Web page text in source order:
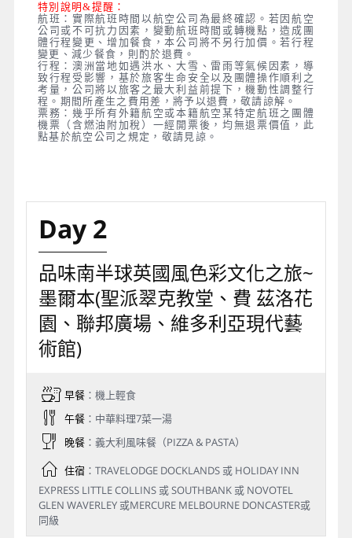
特別說明&提醒：
航班：實際航班時間以航空公司為最終確認。若因航空
公司或不可抗力因素，變動航班時間或轉機點，造成團
體行程變更、增加餐食，本公司將不另行加價。若行程
變更、減少餐食，則酌於退費。
行程：澳洲當地如遇洪水、大雪、雷雨等氣候因素，導
致行程受影響，基於旅客生命安全以及團體操作順利之
考量，公司將以旅客之最大利益前提下，機動性調整行
程。期間所產生之費用差，將予以退費，敬請諒解。
票務：幾乎所有外籍航空或本籍航空某特定航班之團體
機票（含燃油附加稅）一經開票後，均無退票價值，此
點基於航空公司之規定，敬請見諒。
Day 2
品味南半球英國風色彩文化之旅~
墨爾本(聖派翠克教堂、費 茲洛花
園、聯邦廣場、維多利亞現代藝
術館)
早餐：機上輕食
午餐：中華料理7菜一湯
晚餐：義大利風味餐（PIZZA & PASTA）
住宿：TRAVELODGE DOCKLANDS 或 HOLIDAY INN
EXPRESS LITTLE COLLINS 或 SOUTHBANK 或 NOVOTEL
GLEN WAVERLEY 或MERCURE MELBOURNE DONCASTER或
同級